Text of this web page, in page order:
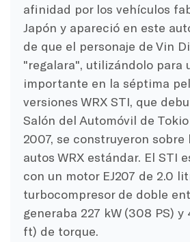
afinidad por los vehículos
Japón y apareció en este
de que el personaje de Vin
"regalara", utilizándolo para
importante en la séptima
versiones WRX STI, que
Salón del Automóvil de
2007, se construyeron sobre
autos WRX estándar. El STI
con un motor EJ207 de 2.0
turbocompresor de doble
generaba 227 kW (308 PS) y
ft) de torque.